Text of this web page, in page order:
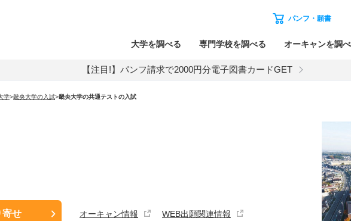
パンフ・願書
大学を調べる 専門学校を調べる オーキャンを調
【注目!】パンフ請求で2000円分電子図書カードGET
学>畿央大学の入試>畿央大学の共通テストの入試
寄せ オーキャン情報 WEB出願関連情報